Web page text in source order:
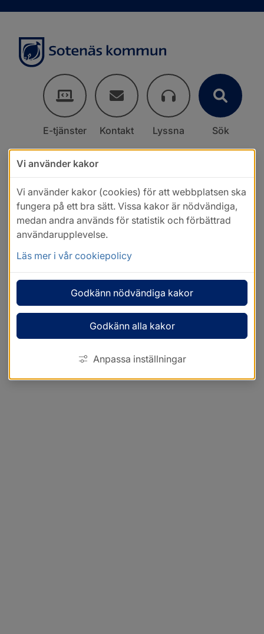
E-tjänster Kontakt Lyssna Sök
Vi använder kakor
Vi använder kakor (cookies) för att webbplatsen ska
fungera på ett bra sätt. Vissa kakor är nödvändiga,
medan andra används för statistik och förbättrad
användarupplevelse.
Läs mer i vår cookiepolicy
Godkänn nödvändiga kakor
Godkänn alla kakor
Anpassa inställningar